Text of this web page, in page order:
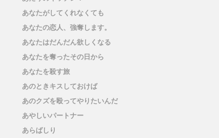
あなたがしてくれなくても
あなたの恋人、強奪します。
あなたはだんだん欲しくなる
あなたを奪ったその日から
あなたを殺す旅
あのときキスしておけば
あのクズを殴ってやりたいんだ
あやしいパートナー
あらばしり